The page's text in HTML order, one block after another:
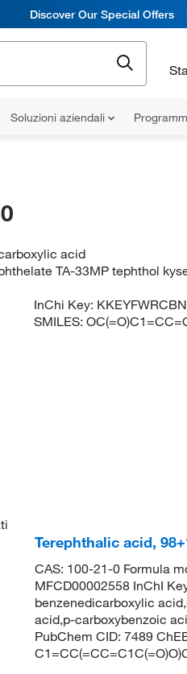
Discover Our Special Offers
Soluzioni aziendali
acid
TA-33MP tephthol
InChi Key:
SMILES:
Terephthalic acid,
CAS: 100-21-0 Formula
MFCD00002558 InChI
benzenedicarboxylic
acid,p-carboxybenzoic
PubChem CID: 7489